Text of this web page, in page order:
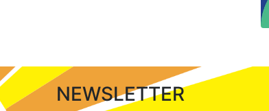
NEWSLETTER